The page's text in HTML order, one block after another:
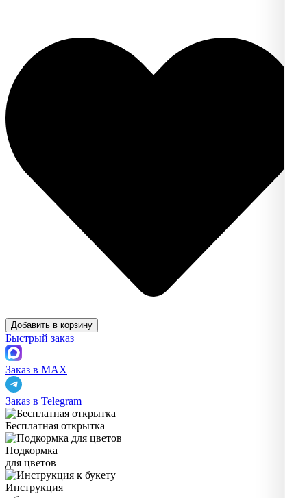
Добавить в корзину
Быстрый заказ
Заказ в MAX
Заказ в Telegram
Бесплатная открытка
Подкормка
для цветов
Инструкция